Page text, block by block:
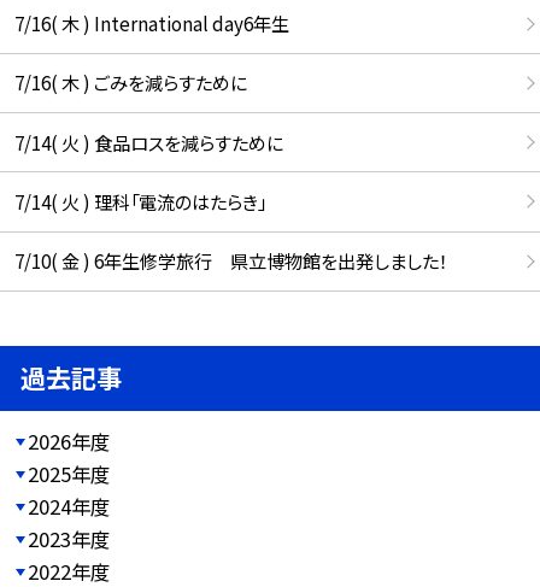
7/16( 木 ) International day6年生
7/16( 木 ) ごみを減らすために
7/14( 火 ) 食品ロスを減らすために
7/14( 火 ) 理科「電流のはたらき」
7/10( 金 ) 6年生修学旅行 県立博物館を出発しました！
過去記事
2026年度
2025年度
2024年度
2023年度
2022年度